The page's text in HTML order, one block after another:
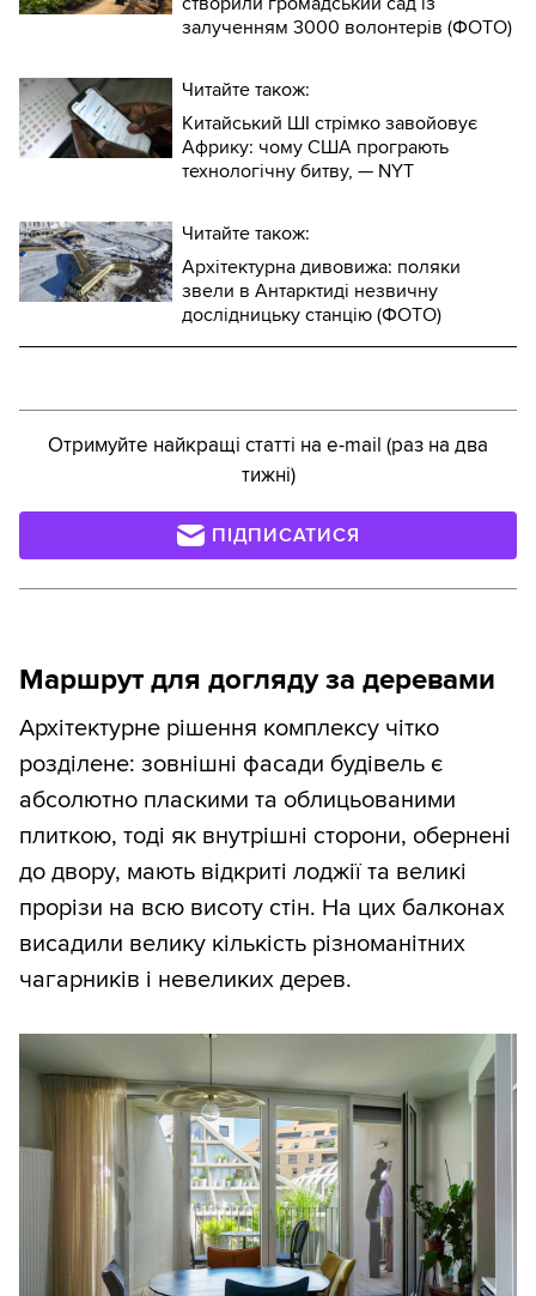
залученням 3000 волонтерів (ФОТО)
Читайте також:
Китайський ШІ стрімко завойовує
Африку: чому США програють
технологічну битву, — NYT
Читайте також:
Архітектурна дивовижа: поляки
звели в Антарктиді незвичну
дослідницьку станцію (ФОТО)
Отримуйте найкращі статті на e-mail (раз на два
тижні)
ПІДПИСАТИСЯ
Маршрут для догляду за деревами
Архітектурне рішення комплексу чітко
розділене: зовнішні фасади будівель є
абсолютно пласкими та облицьованими
плиткою, тоді як внутрішні сторони, обернені
до двору, мають відкриті лоджії та великі
прорізи на всю висоту стін. На цих балконах
висадили велику кількість різноманітних
чагарників і невеликих дерев.